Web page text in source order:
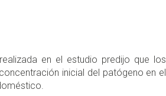
en el estudio predijo que los
inicial del patógeno en el